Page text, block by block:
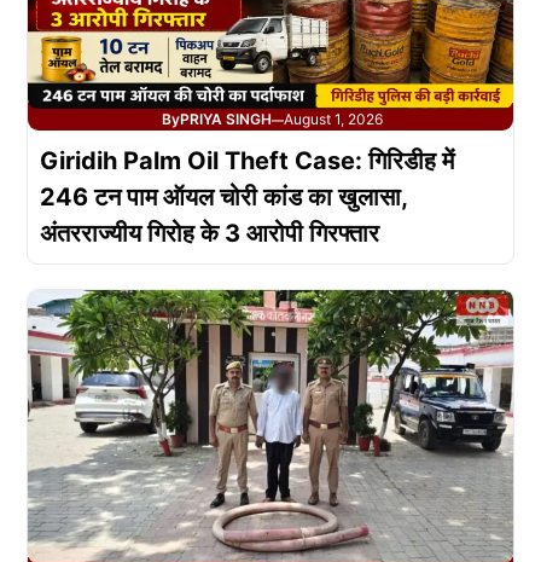
ByPRIYA SINGH—August 1, 2026
Giridih Palm Oil Theft Case: गिरिडीह में
246 टन पाम ऑयल चोरी कांड का खुलासा,
अंतरराज्यीय गिरोह के 3 आरोपी गिरफ्तार